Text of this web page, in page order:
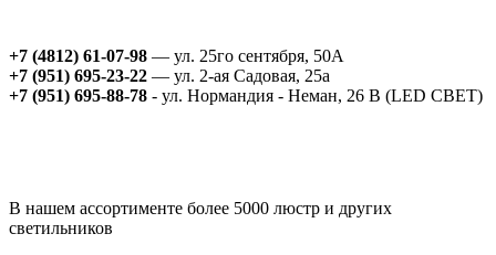
+7 (4812) 61-07-98 — ул. 25го сентября, 50А
+7 (951) 695-23-22 — ул. 2-ая Садовая, 25а
+7 (951) 695-88-78 - ул. Нормандия - Неман, 26 В (LED СВЕТ)
В нашем ассортименте более 5000 люстр и других
светильников